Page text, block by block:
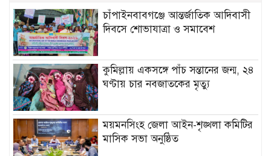
চাঁপাইনবাবগঞ্জে আন্তর্জাতিক আদিবাসী
দিবসে শোভাযাত্রা ও সমাবেশ
কুমিল্লায় একসঙ্গে পাঁচ সন্তানের জন্ম, ২৪
ঘণ্টায় চার নবজাতকের মৃত্যু
ময়মনসিংহ জেলা আইন-শৃঙ্খলা কমিটির
মাসিক সভা অনুষ্ঠিত